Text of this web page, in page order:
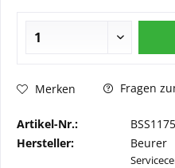
Merken Fragen
Artikel-Nr.:
Hersteller:
Beurer